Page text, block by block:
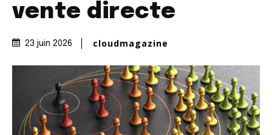
vente directe
23 juin 2026 cloudmagazine